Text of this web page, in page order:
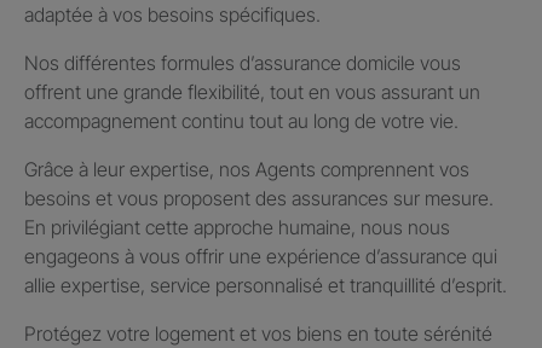
adaptée à vos besoins spécifiques.
Nos différentes formules d’assurance domicile vous
offrent une grande flexibilité, tout en vous assurant un
accompagnement continu tout au long de votre vie.
Grâce à leur expertise, nos Agents comprennent vos
besoins et vous proposent des assurances sur mesure.
En privilégiant cette approche humaine, nous nous
engageons à vous offrir une expérience d’assurance qui
allie expertise, service personnalisé et tranquillité d’esprit.
Protégez votre logement et vos biens en toute sérénité